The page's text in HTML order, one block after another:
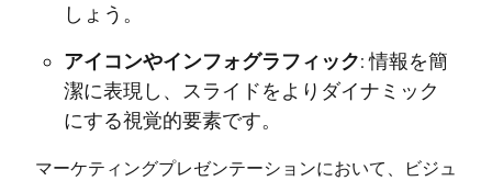
しょう。
アイコンやインフォグラフィック:情報を簡
潔に表現し、スライドをよりダイナミック
にする視覚的要素です。
マーケティングプレゼンテーションにおいて、ビジュ